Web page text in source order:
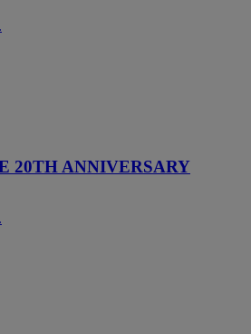
20TH ANNIVERSARY